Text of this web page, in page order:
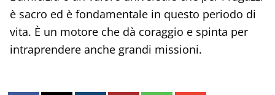
è sacro ed è fondamentale in questo periodo di
vita. È un motore che dà coraggio e spinta per
intraprendere anche grandi missioni.